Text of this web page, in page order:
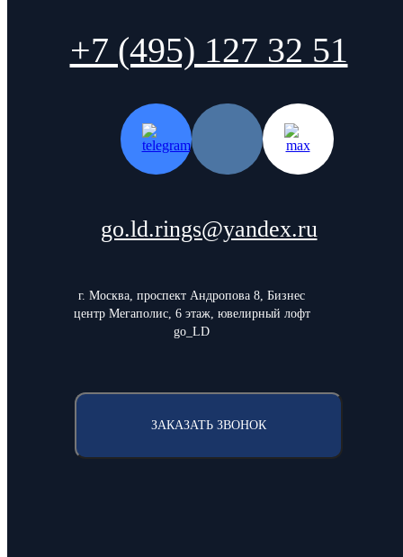
+7 (495) 127 32 51
go.ld.rings@yandex.ru
г. Москва, проспект Андропова 8, Бизнес
центр Мегаполис, 6 этаж, ювелирный лофт
go_LD
ЗАКАЗАТЬ ЗВОНОК